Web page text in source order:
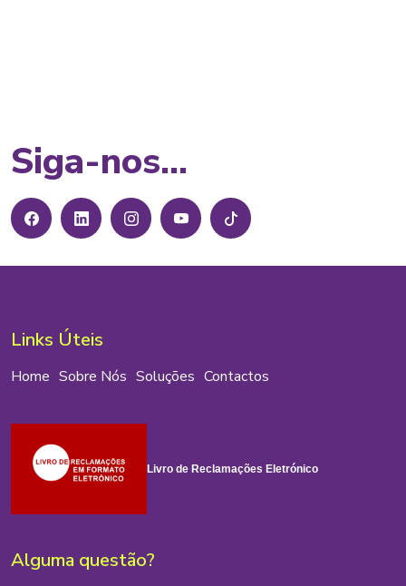
Siga-nos...
Links Úteis
Home Sobre Nós Soluções Contactos
Livro de Reclamações Eletrónico
Alguma questão?